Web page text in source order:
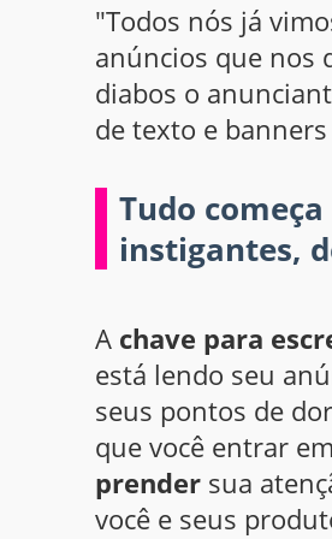
"Todos nós já
anúncios que nos
diabos o
de texto e
Tudo
instigantes,
A chave para
está lendo seu
seus pontos de
que você entrar
prender sua
você e seus